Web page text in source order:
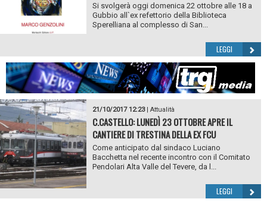
Si svolgerà oggi domenica 22 ottobre alle 18 a
Gubbio all`ex refettorio della Biblioteca
Sperelliana al complesso di San...
LEGGI
21/10/2017 12:23| Attualità
C.CASTELLO: LUNEDÌ 23 OTTOBRE APRE IL
CANTIERE DI TRESTINA DELLA EX FCU
Come anticipato dal sindaco Luciano
Bacchetta nel recente incontro con il Comitato
Pendolari Alta Valle del Tevere, da l...
LEGGI